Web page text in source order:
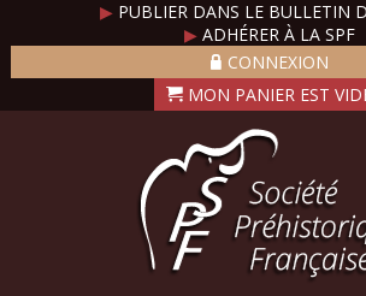
▶ PUBLIER DANS LE BULLETIN
▶ADHÉRER À LA SPF
CONNEXION